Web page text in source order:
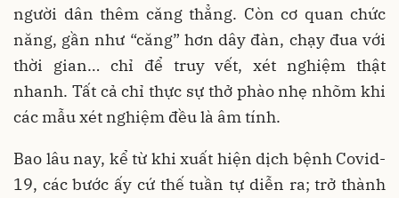
người dân thêm căng thẳng. Còn cơ quan chức
năng, gần như “căng” hơn dây đàn, chạy đua với
thời gian… chỉ để truy vết, xét nghiệm thật
nhanh. Tất cả chỉ thực sự thở phào nhẹ nhõm khi
các mẫu xét nghiệm đều là âm tính.
Bao lâu nay, kể từ khi xuất hiện dịch bệnh Covid-
19, các bước ấy cứ thế tuần tự diễn ra; trở thành